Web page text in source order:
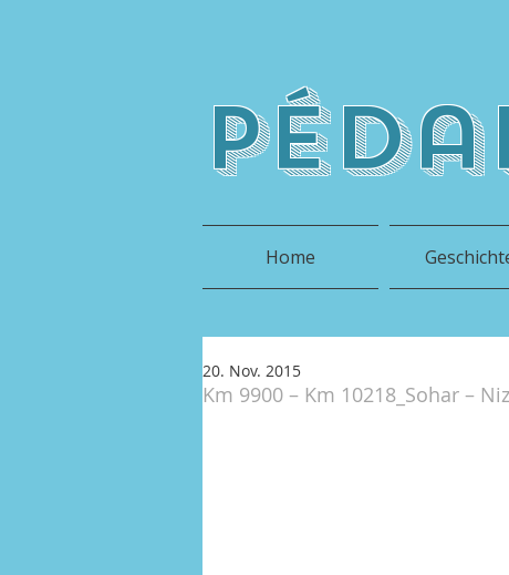
Home
Km 9900 – Km 10218_Sohar –
20. Nov. 2015